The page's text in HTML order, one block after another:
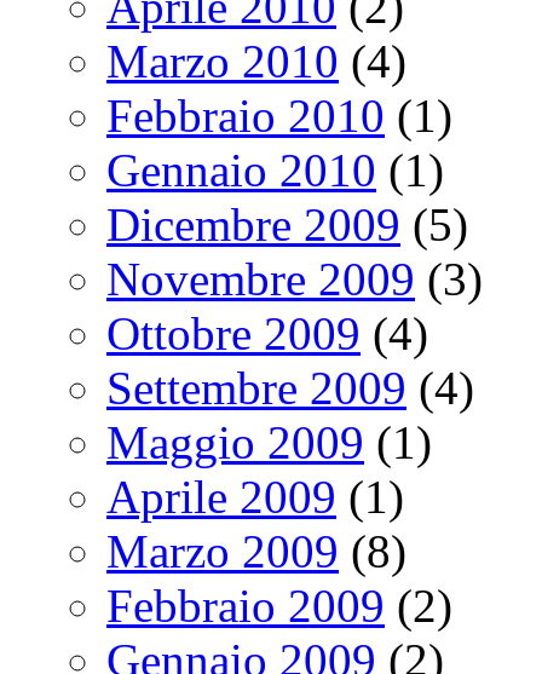
Marzo 2010 (4)
Febbraio 2010 (1)
Gennaio 2010 (1)
Dicembre 2009 (5)
Novembre 2009 (3)
Ottobre 2009 (4)
Settembre 2009 (4)
Maggio 2009 (1)
Aprile 2009 (1)
Marzo 2009 (8)
Febbraio 2009 (2)
Gennaio 2009 (2)